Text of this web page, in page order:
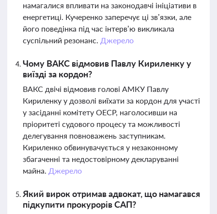
намагалися впливати на законодавчі ініціативи в
енергетиці. Кучеренко заперечує ці зв’язки, але
його поведінка під час інтерв’ю викликала
суспільний резонанс. Джерело
Чому ВАКС відмовив Павлу Кириленку у
виїзді за кордон?
ВАКС двічі відмовив голові АМКУ Павлу
Кириленку у дозволі виїхати за кордон для участі
у засіданні комітету ОЕСР, наголосивши на
пріоритеті судового процесу та можливості
делегування повноважень заступникам.
Кириленко обвинувачується у незаконному
збагаченні та недостовірному декларуванні
майна. Джерело
Який вирок отримав адвокат, що намагався
підкупити прокурорів САП?